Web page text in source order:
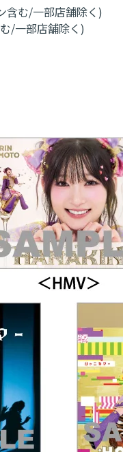
含む/一部店舗除く)
/一部店舗除く)